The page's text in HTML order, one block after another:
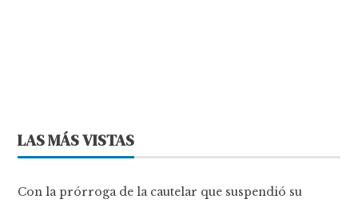
LAS MÁS VISTAS
Con la prórroga de la cautelar que suspendió su